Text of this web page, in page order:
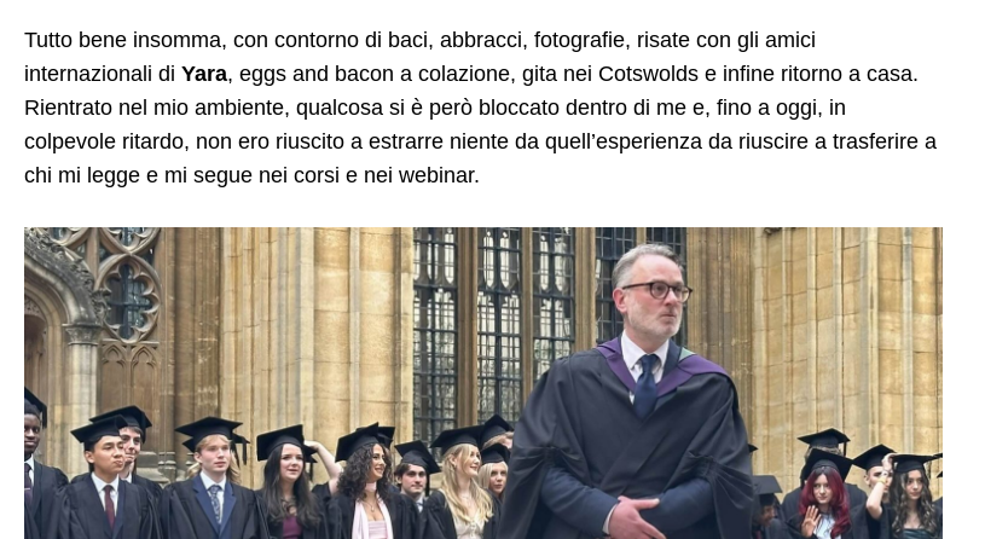
Tutto bene insomma, con contorno di baci, abbracci, fotografie, risate con gli amici
internazionali di Yara, eggs and bacon a colazione, gita nei Cotswolds e infine ritorno a casa.
Rientrato nel mio ambiente, qualcosa si è però bloccato dentro di me e, fino a oggi, in
colpevole ritardo, non ero riuscito a estrarre niente da quell’esperienza da riuscire a trasferire a
chi mi legge e mi segue nei corsi e nei webinar.